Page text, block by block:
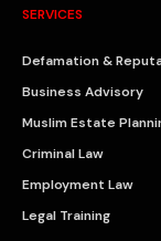
SERVICES
Defamation &
Business Advisory
Muslim Estate
Criminal Law
Employment Law
Legal Training